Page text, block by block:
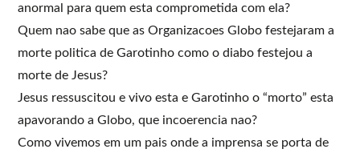
anormal para quem esta comprometida com ela?
Quem nao sabe que as Organizacoes Globo festejaram a
morte politica de Garotinho como o diabo festejou a
morte de Jesus?
Jesus ressuscitou e vivo esta e Garotinho o “morto” esta
apavorando a Globo, que incoerencia nao?
Como vivemos em um pais onde a imprensa se porta de